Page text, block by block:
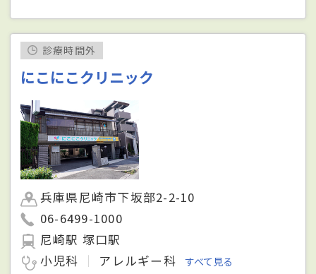
診療時間外
にこにこクリニック
兵庫県尼崎市下坂部2-2-10
06-6499-1000
尼崎駅 塚口駅
小児科
アレルギー科 すべて見る